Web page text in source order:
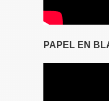
PAPEL EN